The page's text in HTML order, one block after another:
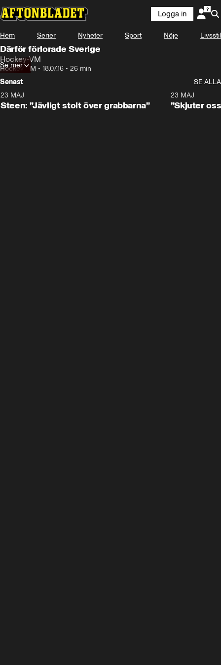
Logga in
Hem Serier Nyheter Sport Nöje Livsstil
Därför förlorade Sverige
Hockey-VM
Hockey-VM • 18.07.16 • 26 min
Se mer
Senast
SE ALLA
23 MAJ
Steen: ”Jävligt stolt över grabbarna”
23 MAJ
”Skjuter